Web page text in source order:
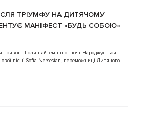
ТРІУМФУ НА ДИТЯЧОМУ
МАНІФЕСТ «БУДЬ СОБОЮ»
тривог Після найтемнішої ночі Народжується
пісні Sofia Nersesian, переможниці Дитячого